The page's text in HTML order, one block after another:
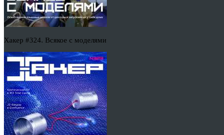
Хакер #324. Всякое с моделями